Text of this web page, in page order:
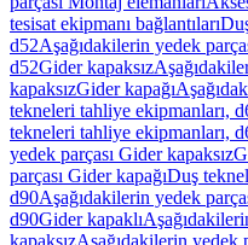
tesisat ekipmanı bağlantıları
d52Aşağıdakilerin yedek
d52Gider kapaksız
kapaksızGider kapağı
tekneleri tahliye ekipmanları,
tekneleri tahliye ekipmanları,
yedek parçası Gider kapaksız
parçası Gider kapağıDuş
d90Aşağıdakilerin yedek
d90Gider kapaklı
kapaksızAşağıdakilerin yedek